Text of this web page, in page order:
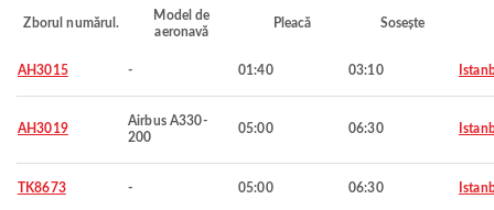
Zborul numărul.
Model de
aeronavă
Pleacă Sosește
AH3015 - 01:40 03:10
AH3019
Airbus A330-
200
05:00 06:30
TK8673 - 05:00 06:30